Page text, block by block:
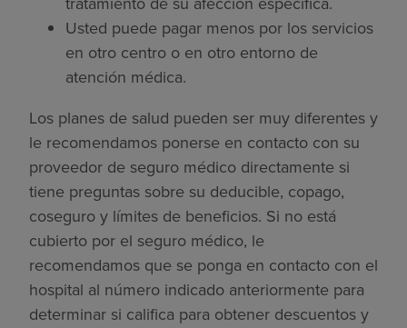
Usted puede pagar menos por los servicios
en otro centro o en otro entorno de
atención médica.
Los planes de salud pueden ser muy diferentes y
le recomendamos ponerse en contacto con su
proveedor de seguro médico directamente si
tiene preguntas sobre su deducible, copago,
coseguro y límites de beneficios. Si no está
cubierto por el seguro médico, le
recomendamos que se ponga en contacto con el
hospital al número indicado anteriormente para
determinar si califica para obtener descuentos y